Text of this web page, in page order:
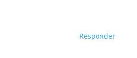
Responder